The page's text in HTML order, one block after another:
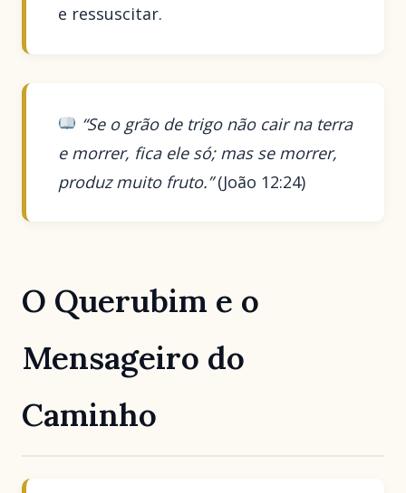
e ressuscitar.
“Se o grão de trigo não cair na terra
e morrer, fica ele só; mas se morrer,
produz muito fruto.”(João 12:24)
O Querubim e o
Mensageiro do
Caminho